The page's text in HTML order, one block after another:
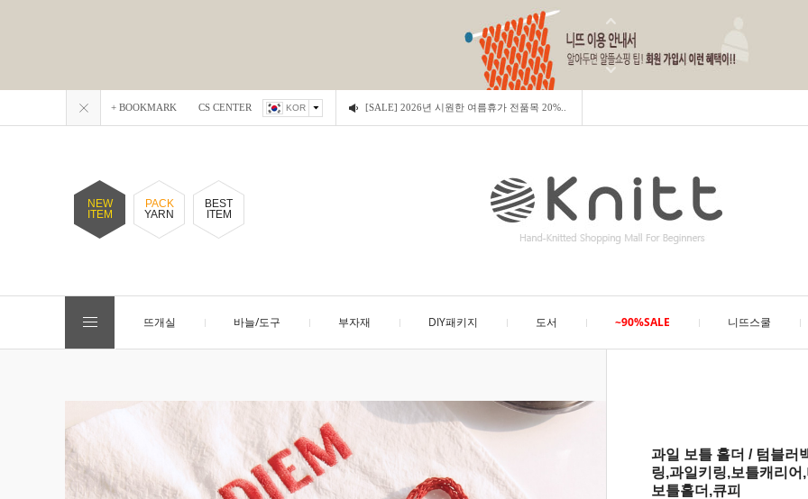
+ BOOKMARK CS CENTER KOR [SALE] 2026년 시원한 여름휴가 전품목 20%..
NEW
ITEM
PACK
YARN
BEST
ITEM
뜨개실 바늘/도구 부자재 DIY패키지 도서 ~90%SALE 니뜨스쿨
과일 보틀 홀더 / 텀블러
링,과일키링,보틀캐리어
보틀홀더,큐피